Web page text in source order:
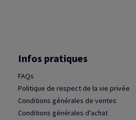
Infos pratiques
FAQs
Politique de respect de la vie privée
Conditions générales de ventes
Conditions générales d'achat